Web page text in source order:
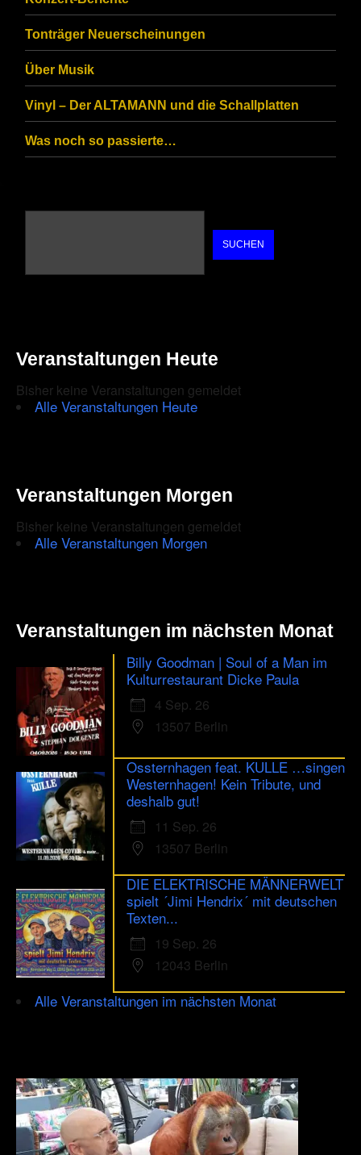
Tonträger Neuerscheinungen
Über Musik
Vinyl – Der ALTAMANN und die Schallplatten
Was noch so passierte…
SUCHEN
Veranstaltungen Heute
Bisher keine Veranstaltungen gemeldet
Alle Veranstaltungen Heute
Veranstaltungen Morgen
Bisher keine Veranstaltungen gemeldet
Alle Veranstaltungen Morgen
Veranstaltungen im nächsten Monat
Billy Goodman | Soul of a Man im
Kulturrestaurant Dicke Paula
4 Sep. 26
13507 Berlin
Ossternhagen feat. KULLE …singen
Westernhagen! Kein Tribute, und
deshalb gut!
11 Sep. 26
13507 Berlin
DIE ELEKTRISCHE MÄNNERWELT
spielt ´Jimi Hendrix´ mit deutschen
Texten...
19 Sep. 26
12043 Berlin
Alle Veranstaltungen im nächsten Monat